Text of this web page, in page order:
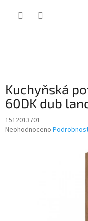
Kuchyňská
60DK dub
1512013701
Průměrné
Neohodnoceno